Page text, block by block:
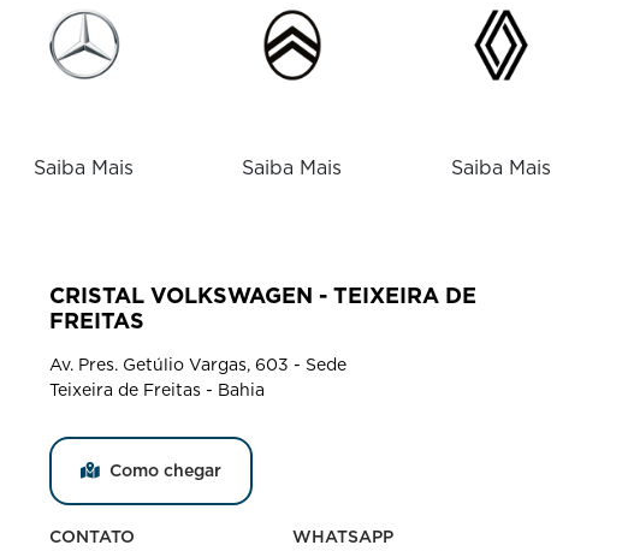
Saiba Mais Saiba Mais Saiba Mais
CRISTAL VOLKSWAGEN - TEIXEIRA DE
FREITAS
Av. Pres. Getúlio Vargas, 603 - Sede
Teixeira de Freitas - Bahia
Como chegar
CONTATO
WHATSAPP